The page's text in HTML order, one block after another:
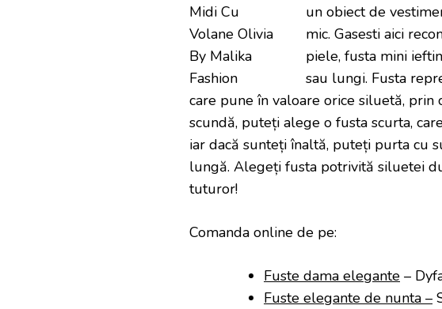
un obiect de
mic. Gasesti aici
piele, fusta mini
sau lungi. Fusta
care pune în valoare orice siluetă, prin
scundă, puteți alege o fusta scurta,
iar dacă sunteți înaltă, puteți purta cu
lungă. Alegeți fusta potrivită siluetei
tuturor!
Comanda online de pe:
Fuste dama elegante –
Fuste elegante de nunta –